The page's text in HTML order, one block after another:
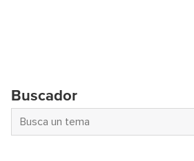
Buscador